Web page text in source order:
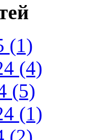
(1)
(4)
(5)
(1)